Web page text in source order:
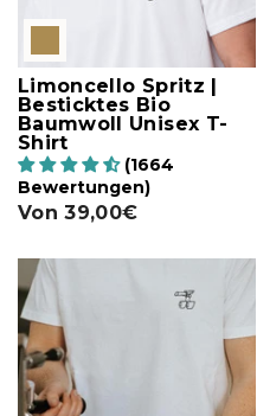
Limoncello Spritz |
Besticktes Bio
Baumwoll Unisex T-
Shirt
(1664
Bewertungen)
Von 39,00€